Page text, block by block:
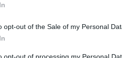
opt-out of the Sale of my Personal
opt-out of processing my Personal
is kialakult. Sok helyen
amelyet gyakran dramatikus
elűzni a telet és megidézni
csupán egy vidám